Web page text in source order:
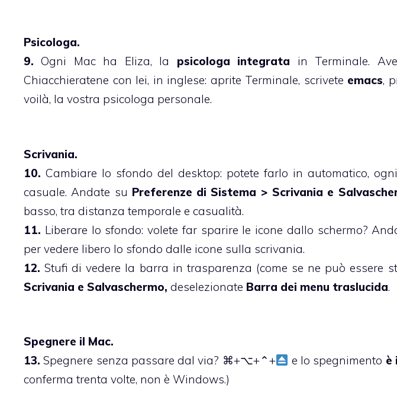
Psicologa.
9. Ogni Mac ha Eliza, la psicologa integrata in Terminale.
Chiacchieratene con lei, in inglese: aprite Terminale, scrivete emacs,
voilà, la vostra psicologa personale.
Scrivania.
10. Cambiare lo sfondo del desktop: potete farlo in automatico,
casuale. Andate su Preferenze di Sistema > Scrivania e
basso, tra distanza temporale e casualità.
11. Liberare lo sfondo: volete far sparire le icone dallo schermo?
per vedere libero lo sfondo dalle icone sulla scrivania.
12.Stufi di vedere la barra in trasparenza (come se ne può essere
Scrivania e Salvaschermo, deselezionate Barra dei menu traslucida.
Spegnere il Mac.
13.Spegnere senza passare dal via? ⌘+⌥+⌃+ e lo spegnimento è
conferma trenta volte, non è Windows.)